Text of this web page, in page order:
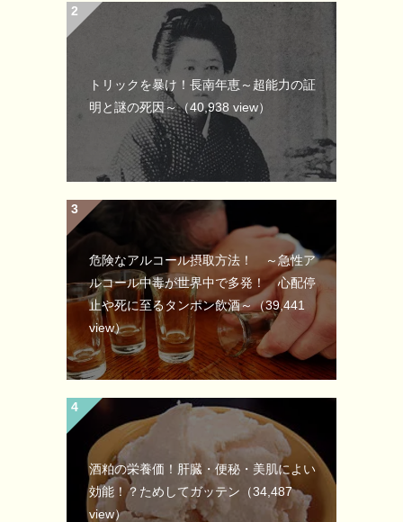
トリックを暴け！長南年恵～超能力の証
明と謎の死因～（40,938 view）
危険なアルコール摂取方法！ ～急性ア
ルコール中毒が世界中で多発！ 心配停
止や死に至るタンポン飲酒～（39,441
view）
酒粕の栄養価！肝臓・便秘・美肌によい
効能！？ためしてガッテン （34,487
view）